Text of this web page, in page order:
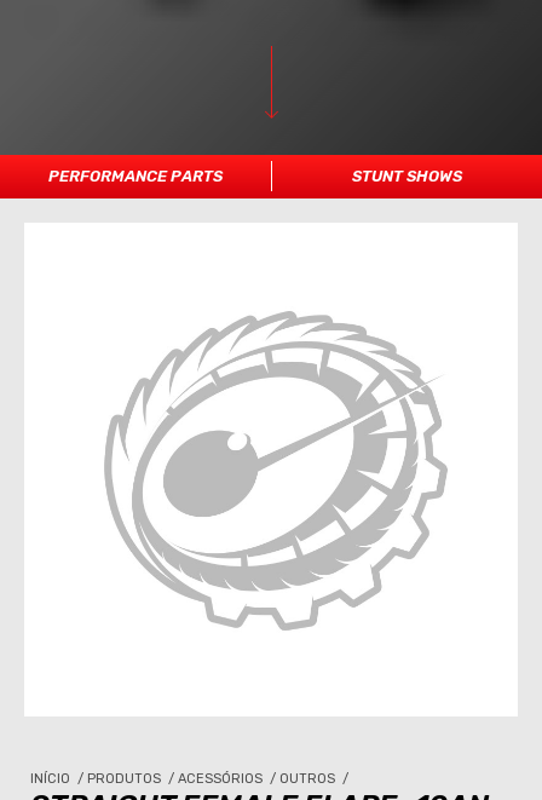
PERFORMANCE PARTS STUNT SHOWS
INÍCIO / PRODUTOS / ACESSÓRIOS / OUTROS /